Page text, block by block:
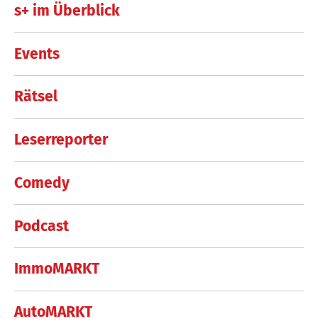
s+ im Überblick
Events
Rätsel
Leserreporter
Comedy
Podcast
ImmoMARKT
AutoMARKT